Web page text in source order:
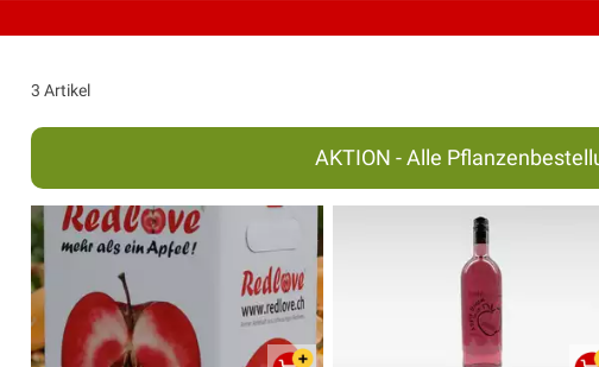
3 Artikel
AKTION - Alle